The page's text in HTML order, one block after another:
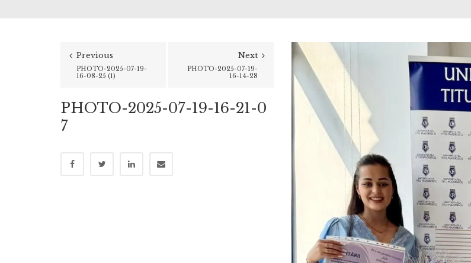
Previous
PHOTO-2025-07-19-
16-08-25 (1)
Next
PHOTO-2025-07-19-
16-14-28
PHOTO-2025-07-19-16-21-0
7